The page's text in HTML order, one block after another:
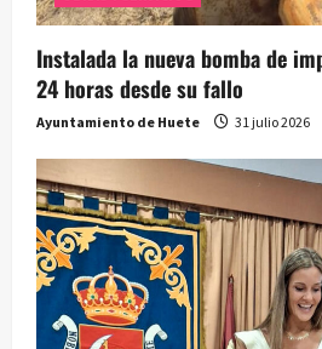
Instalada la nueva bomba de
24 horas desde su fallo
Ayuntamiento de Huete 31 julio 2026